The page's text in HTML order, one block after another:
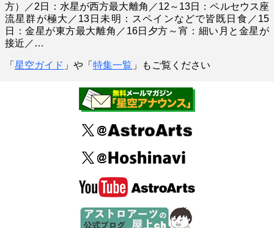
方）／2日：水星が西方最大離角／12～13日：ペルセウス座
流星群が極大／13日未明：スペインなどで皆既日食／15
日：金星が東方最大離角／16日夕方～宵：細い月と金星が
接近／…
「 星空ガイド 」や「 特集一覧 」もご覧ください